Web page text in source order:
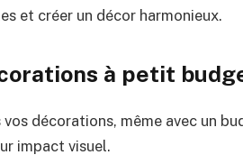
et créer un décor harmonieux.
à petit
décorations, même avec un
impact visuel.